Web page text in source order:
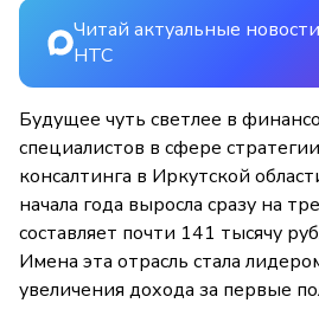
Читай актуальные
НТС
Будущее чуть светлее в
специалистов в сфере
консалтинга в Иркутской
начала года выросла сразу на
составляет почти 141 тысячу
Имена эта отрасль стала
увеличения дохода за первые